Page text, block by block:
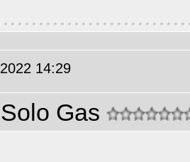
14:29
Gas